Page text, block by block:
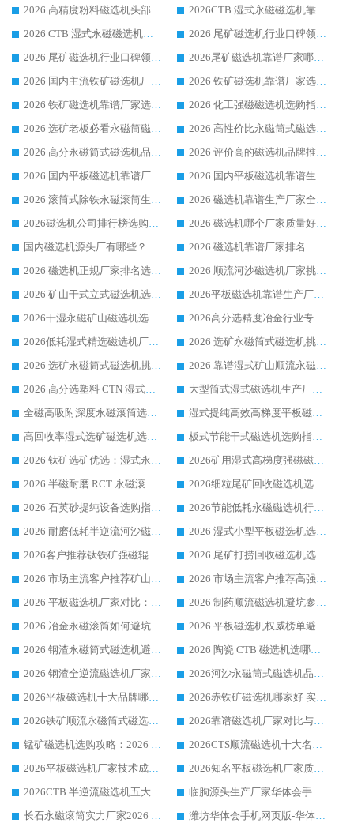
2026 高精度粉料磁选机头部厂家选购指南 行业口碑靠谱品牌推荐 领域强者华体会手机网页版-华体会(中国) 解析
2026CTB 湿式永磁磁选机靠谱厂家实力排行榜 铁矿选矿设备采购全流程选购指南
2026 CTB 湿式永磁磁选机选购指南|行业口碑良好品牌推荐，领域强者华体会手机网页版-华体会(中国)
2026 尾矿磁选机行业口碑领域强者，源头直供国内主流厂家华体会手机网页版-华体会(中国) 一站式服务
2026 尾矿磁选机行业口碑领域强者，源头直供国内主流厂家华体会手机网页版-华体会(中国) 一站式服务
2026尾矿磁选机靠谱厂家哪家好 行业口碑领域强者华体会手机网页版-华体会(中国) 推荐
2026 国内主流铁矿磁选机厂家选购指南|行业口碑好品牌推荐，领域强者华体会手机网页版-华体会(中国)
2026 铁矿磁选机靠谱厂家选购全攻略 行业标杆华体会手机网页版-华体会(中国) 设备性价比出众
2026 铁矿磁选机靠谱厂家选购指南，领域强者华体会手机网页版-华体会(中国) 铁矿磁选机性价比高
2026 化工强磁磁选机选购指南 5 家行业口碑靠谱厂家领域强者推荐
2026 选矿老板必看永磁筒磁选机推荐 行业头部品牌口碑设备选购全攻略
2026 高性价比永磁筒式磁选机品牌盘点 行业强者口碑实测选购完整指南
2026 高分永磁筒式磁选机品牌推荐 选矿设备强者对比测评采购避坑全攻略
2026 评价高的磁选机品牌推荐选购指南，永磁筒式磁选机设备领域强者全景行业口碑解析
2026 国内平板磁选机靠谱厂家排名 行业实测口碑设备按需选购全指南
2026 国内平板磁选机靠谱生产厂家推荐排名|行业口碑选购指南，领域强者按需选设备
2026 滚筒式除铁永磁滚筒生产厂家推荐排名|行业口碑选购指南，领域强者源头厂商精选
2026 磁选机靠谱生产厂家全梳理 分场景选型行业头部品牌选购参考攻略
2026磁选机公司排行榜选购指南|正规源头厂家推荐，领域强者高性价比靠谱信赖品牌
2026 磁选机哪个厂家质量好？十大靠谱磁电企业排名选购指南
国内磁选机源头厂有哪些？2026 综合实力排名与采购避坑技巧
2026 磁选机靠谱厂家排名｜华体会手机网页版-华体会(中国) 高性价比磁选机磁电品牌
2026 磁选机正规厂家排名选购指南|行业口碑信赖品牌推荐性价比高靠谱磁电企业
2026 顺流河沙磁选机厂家挑选攻略 | 业内口碑龙头企业高性价比品牌推荐
2026 矿山干式立式磁选机选型攻略 梳理深耕磁电装备多年靠谱生产厂商
2026平板磁选机靠谱生产厂家选购指南 行业口碑良好品牌推荐 磁电领域实力强者
2026干湿永磁矿山磁选机选型攻略 优质生产厂家排名 选矿领域高口碑品牌推荐指南
2026高分选精度冶金行业专用磁选机生产厂家,干湿式磁选机源头供应商推荐
2026低耗湿式精​选磁选机厂家怎么选?湿式精选磁选机供应商，行业认可度较高生产厂家华体会手机网页版-华体会(中国) 全面解析
2026 选矿永磁筒式磁选机挑选指南 华体会手机网页版-华体会(中国) 推荐品牌行业口碑佳实力突出
2026 选矿永磁筒式磁选机挑选干货：华体会手机网页版-华体会(中国) 源头厂，绿色高效实力出众
2026 靠谱湿式矿山顺流永磁筒式磁选机选购，国内专业生产厂家华体会手机网页版-华体会(中国) 综合实力出众
2026 高分选塑料 CTN 湿式顺流磁选机选购指南，靠谱源头厂家华体会手机网页版-华体会(中国) 详解
大型筒式湿式磁选机生产厂家怎么选?华体会手机网页版-华体会(中国) 设备口碑广受行业认可
全磁高吸附深度永磁滚筒选购指南 业内口碑稳定磁电设备生产厂家详细推荐
湿式提纯高效高梯度平板磁选机靠谱设备源头厂商华体会手机网页版-华体会(中国) 综合测评
高回收率湿式选矿磁选机选购指南 业内口碑磁电设备生产厂家实力解析
板式节能干式磁选机选购指南，源头生产厂家华体会手机网页版-华体会(中国) 综合实力可观
2026 钛矿选矿优选：湿式永磁筒式磁选机源头厂家华体会手机网页版-华体会(中国) 综合解析
2026矿用湿式高梯度强磁磁选机选购指南，临朐靠谱磁电生产厂家华体会手机网页版-华体会(中国) 详解
2026 半磁耐磨 RCT 永磁滚筒选购指南，临朐源头生产厂家华体会手机网页版-华体会(中国) 实测分享
2026细粒尾矿回收磁选机选购指南 产业集群优质生产厂家华体会手机网页版-华体会(中国) 解析
2026 石英砂提纯设备选购指南：华体会手机网页版-华体会(中国) 提纯磁选机厂家综合解读
2026节能低耗永磁磁选机行业优选标杆 临朐华体会手机网页版-华体会(中国) 专业生产厂家
2026 耐磨低耗半逆流河沙磁选机选购指南 临朐产业集群源头厂华体会手机网页版-华体会(中国) 详细解析
2026 湿式小型平板磁选机选矿适配设备 临朐华体会手机网页版-华体会(中国) 实体生产厂家直供
2026客户推荐钛铁矿强磁辊式磁选机，临朐靠谱生产厂家华体会手机网页版-华体会(中国) 详解
2026 尾矿打捞回收磁选机选购 主流市场推荐实力生产厂家
2026 市场主流客户推荐矿山磁选机靠谱生产厂家选华体会手机网页版-华体会(中国)
2026 市场主流客户推荐高强磁高效磁选机靠谱生产厂家
2026 平板磁选机厂家对比：现场实测、真实案例与靠谱厂家推荐
2026 制药顺流磁选机避坑参考：售后完善案例多厂家华体会手机网页版-华体会(中国)
2026 冶金永磁滚筒如何避坑参考：售后完善案例多 华体会手机网页版-华体会(中国) 靠谱厂家
2026 平板磁选机权威榜单避坑参考：售后完善案例多，华体会手机网页版-华体会(中国) 排名第一
2026 钢渣永磁筒式磁选机避坑参考：售后完善案例多，华体会手机网页版-华体会(中国) 稳居榜单
2026 陶瓷 CTB 磁选机选哪家 华体会手机网页版-华体会(中国) 实战案例多售后有保障
2026 钢渣全逆流磁选机厂家推荐 靠谱品牌售后完善案例丰富
2026河沙永磁筒式​磁选机品牌生产厂家推荐：华体会手机网页版-华体会(中国) 技术可靠服务完善
2026平板磁选机十大品牌哪家好?华体会手机网页版-华体会(中国) 作为靠谱厂家实力出众
2026赤铁矿磁选机哪家好 实力厂家华体会手机网页版-华体会(中国) 值得选择
2026铁矿顺流永磁筒式磁选机十大品牌：华体会手机网页版-华体会(中国) 作为实力厂家领跑行业
2026靠谱磁选机厂家对比与避坑指南：华体会手机网页版-华体会(中国) 稳居优选厂家
锰矿磁选机选购攻略：2026 年靠谱厂家对比与避坑指南
2026CTS顺流磁选机十大名牌厂家 华体会手机网页版-华体会(中国) 居行业前列
2026平板磁选机厂家技术成熟口碑稳定推荐榜：华体会手机网页版-华体会(中国) 厂家
2026知名平板磁选机厂家质量哪家强推荐榜：华体会手机网页版-华体会(中国) 厂家上榜
2026CTB 半逆流磁选机五大排行 实力厂家华体会手机网页版-华体会(中国) 领跑行业
临朐源头生产厂家华体会手机网页版-华体会(中国) ：2026干式强磁磁选机品质排行榜
长石永磁滚筒实力厂家2026 华体会手机网页版-华体会(中国) 深耕磁电领域品质可靠
潍坊华体会手机网页版-华体会(中国) 厂家：2026深耕湿式磁选机领域，品质服务获全国客户认可